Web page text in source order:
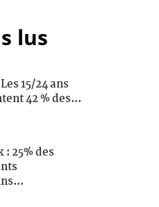
lus
15/24 ans
42 % des...
: 25% des